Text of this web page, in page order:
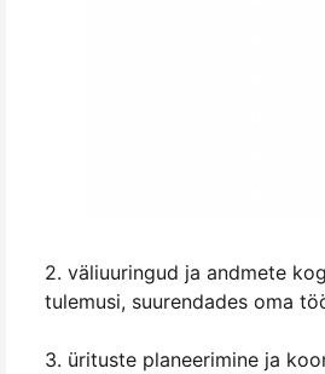
2. väliuuringud ja andmete
tulemusi, suurendades oma
3. ürituste planeerimine ja